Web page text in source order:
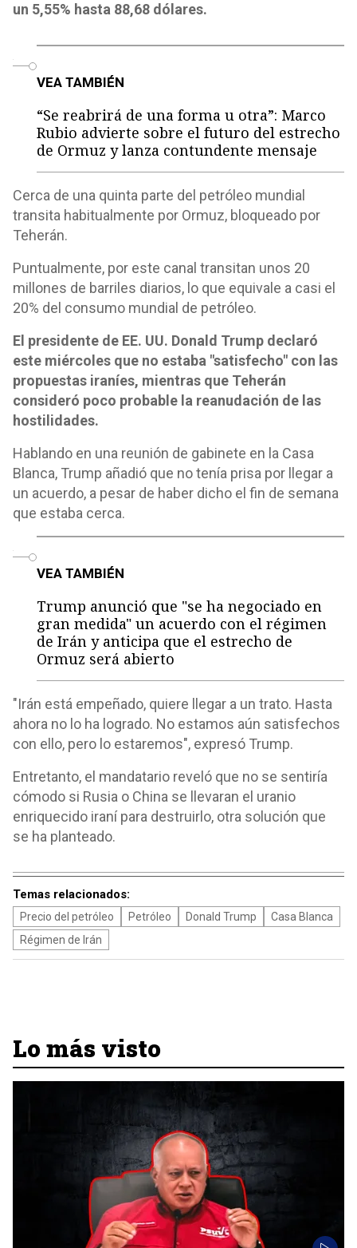
un 5,55% hasta 88,68 dólares.
VEA TAMBIÉN
“Se reabrirá de una forma u otra”: Marco
Rubio advierte sobre el futuro del estrecho
de Ormuz y lanza contundente mensaje
Cerca de una quinta parte del petróleo mundial
transita habitualmente por Ormuz, bloqueado por
Teherán.
Puntualmente, por este canal transitan unos 20
millones de barriles diarios, lo que equivale a casi el
20% del consumo mundial de petróleo.
El presidente de EE. UU. Donald Trump declaró
este miércoles que no estaba "satisfecho" con las
propuestas iraníes, mientras que Teherán
consideró poco probable la reanudación de las
hostilidades.
Hablando en una reunión de gabinete en la Casa
Blanca, Trump añadió que no tenía prisa por llegar a
un acuerdo, a pesar de haber dicho el fin de semana
que estaba cerca.
VEA TAMBIÉN
Trump anunció que "se ha negociado en
gran medida" un acuerdo con el régimen
de Irán y anticipa que el estrecho de
Ormuz será abierto
"Irán está empeñado, quiere llegar a un trato. Hasta
ahora no lo ha logrado. No estamos aún satisfechos
con ello, pero lo estaremos", expresó Trump.
Entretanto, el mandatario reveló que no se sentiría
cómodo si Rusia o China se llevaran el uranio
enriquecido iraní para destruirlo, otra solución que
se ha planteado.
Temas relacionados:
Precio del petróleo Petróleo Donald Trump
Casa Blanca
Régimen de Irán
Lo más visto